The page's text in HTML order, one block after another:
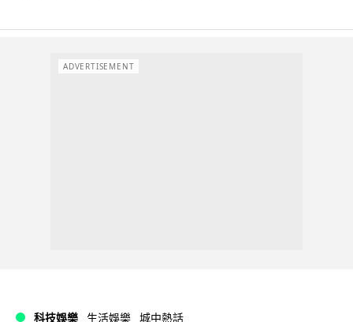
ADVERTISEMENT
科技娛樂 生活娛樂 城中熱話